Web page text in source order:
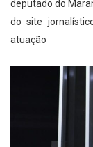
deputado do
do site
atuação